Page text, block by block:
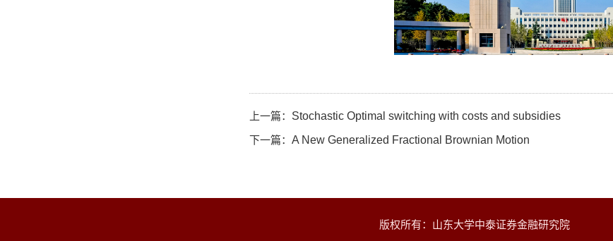
上一篇： Stochastic Optimal switching with costs and subsidies
下一篇： A New Generalized Fractional Brownian Motion
版权所有：山东大学中泰证券金融研究院